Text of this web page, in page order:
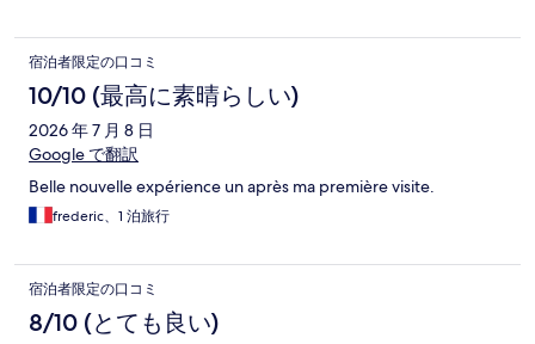
宿泊者限定の口コミ
10/10 (最高に素晴らしい)
2026 年 7 月 8 日
Google で翻訳
Belle nouvelle expérience un après ma première visite.
frederic、1 泊旅行
宿泊者限定の口コミ
8/10 (とても良い)